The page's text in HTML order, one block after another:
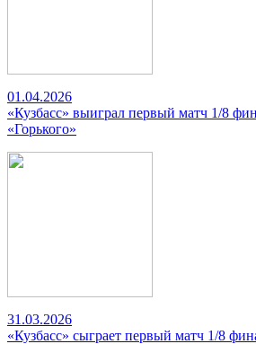
01.04.2026
«Кузбасс» выиграл первый матч 1/8
«Горького»
31.03.2026
«Кузбасс» сыграет первый матч 1/8